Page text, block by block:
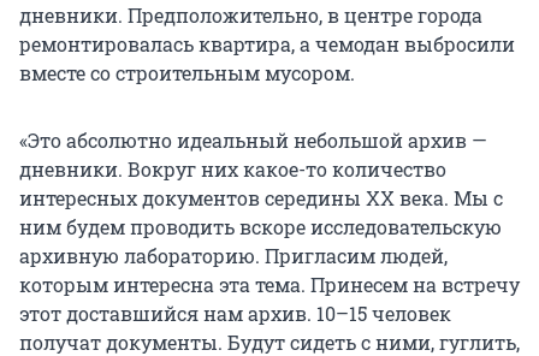
дневники. Предположительно, в центре города
ремонтировалась квартира, а чемодан выбросили
вместе со строительным мусором.
«Это абсолютно идеальный небольшой архив —
дневники. Вокруг них какое-то количество
интересных документов середины ХХ века. Мы с
ним будем проводить вскоре исследовательскую
архивную лабораторию. Пригласим людей,
которым интересна эта тема. Принесем на встречу
этот доставшийся нам архив. 10–15 человек
получат документы. Будут сидеть с ними, гуглить,